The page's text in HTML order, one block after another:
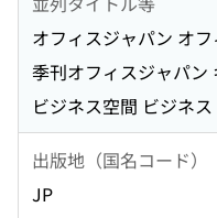
オフィスジャパン オ
季刊オフィスジャパン
ビジネス空間 ビジネ
出版地（国名コード）
JP